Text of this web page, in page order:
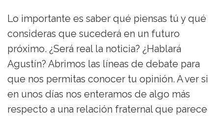
Lo importante es saber qué piensas tú y qué
consideras que sucederá en un futuro
próximo. ¿Será real la noticia? ¿Hablará
Agustín? Abrimos las líneas de debate para
que nos permitas conocer tu opinión. A ver si
en unos días nos enteramos de algo más
respecto a una relación fraternal que parece